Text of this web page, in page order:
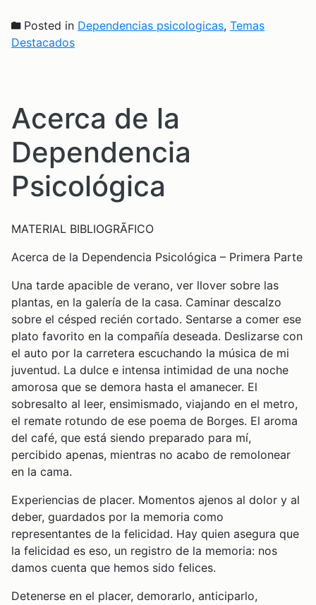
Posted in Dependencias psicologicas, Temas
Destacados
Acerca de la
Dependencia
Psicológica
MATERIAL BIBLIOGRÃFICO
Acerca de la Dependencia Psicológica – Primera Parte
Una tarde apacible de verano, ver llover sobre las
plantas, en la galería de la casa. Caminar descalzo
sobre el césped recién cortado. Sentarse a comer ese
plato favorito en la compañía deseada. Deslizarse con
el auto por la carretera escuchando la música de mi
juventud. La dulce e intensa intimidad de una noche
amorosa que se demora hasta el amanecer. El
sobresalto al leer, ensimismado, viajando en el metro,
el remate rotundo de ese poema de Borges. El aroma
del café, que está siendo preparado para mí,
percibido apenas, mientras no acabo de remolonear
en la cama.
Experiencias de placer. Momentos ajenos al dolor y al
deber, guardados por la memoria como
representantes de la felicidad. Hay quien asegura que
la felicidad es eso, un registro de la memoria: nos
damos cuenta que hemos sido felices.
Detenerse en el placer, demorarlo, anticiparlo,